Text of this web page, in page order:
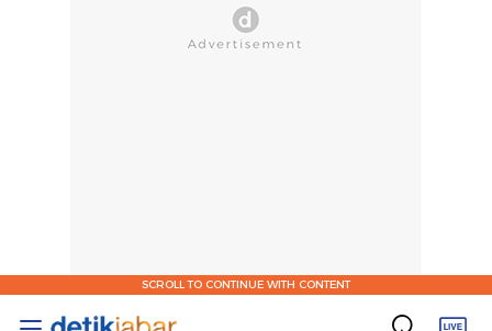
SCROLL TO CONTINUE WITH CONTENT